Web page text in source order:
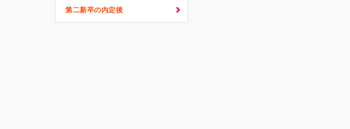
第二新卒の内定後